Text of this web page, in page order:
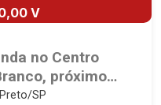
V
no Centro
próximo
Preto/SP.
SP